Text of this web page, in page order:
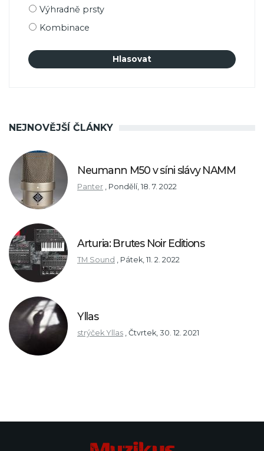
Výhradně prsty
Kombinace
NEJNOVĚJŠÍ ČLÁNKY
Neumann M50 v síni slávy NAMM
Panter Pondělí, 18. 7. 2022
Arturia: Brutes Noir Editions
TM Sound Pátek, 11. 2. 2022
Yllas
strýček Yllas Čtvrtek, 30. 12. 2021